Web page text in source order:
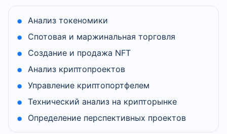
Анализ токеномики
Спотовая и маржинальная торговля
Создание и продажа NFT
Анализ криптопроектов
Управление криптопортфелем
Технический анализ на крипторынке
Определение перспективных проектов